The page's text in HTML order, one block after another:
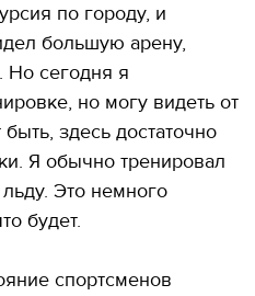
по городу, и
большую арену,
Но сегодня я
но могу видеть от
здесь достаточно
Я обычно тренировал
Это немного
будет.
спортсменов